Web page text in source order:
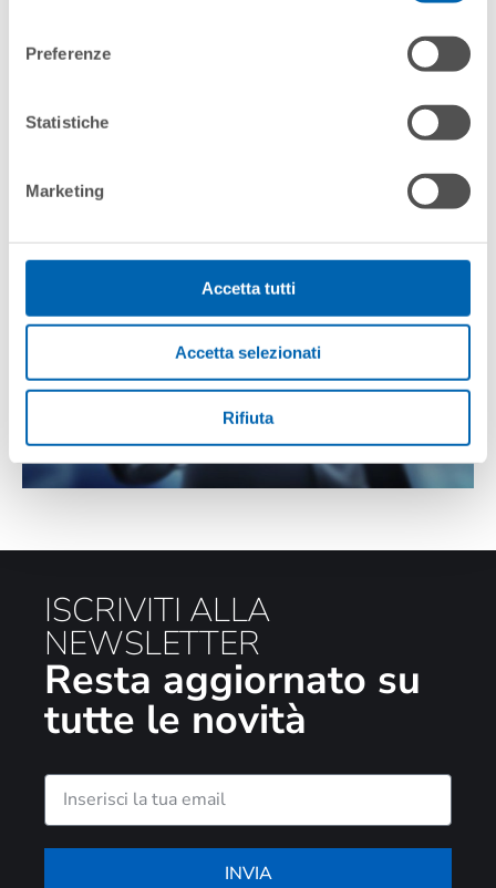
Preferenze
Statistiche
Marketing
Accetta tutti
Accetta selezionati
Rifiuta
attrezzature frigorifere dotate di un controllo remoto
automatica del diritto a beneficiare del credito di
imposta e non garantisce quindi l’esistenza di tale
ISCRIVITI ALLA
NEWSLETTER
Resta aggiornato su
tutte le novità
INVIA